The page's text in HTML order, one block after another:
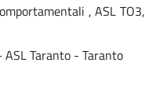
, ASL TO3,
Taranto - Taranto